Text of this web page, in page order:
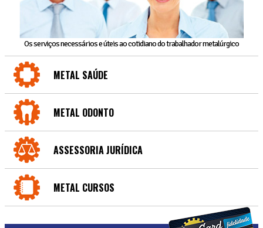
Os serviços necessários e úteis ao cotidiano do trabalhador metalúrgico
METAL SAÚDE
METAL ODONTO
ASSESSORIA JURÍDICA
METAL CURSOS